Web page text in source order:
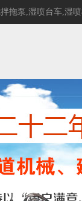
拖泵 ,湿喷台车,湿